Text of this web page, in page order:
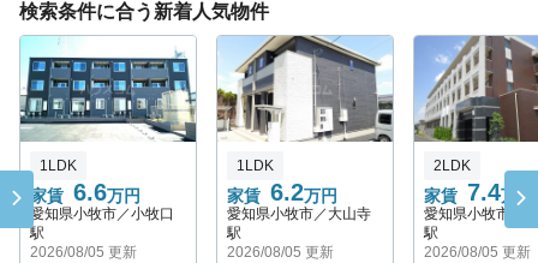
検索条件に合う新着人気物件
1LDK
家賃 6.6万円
愛知県小牧市／小牧口
駅
2026/08/05 更新
1LDK
家賃 6.2万円
愛知県小牧市／大山寺
駅
2026/08/05 更新
2LDK
家賃 7.4万円
愛知県小牧市／
駅
2026/08/05 更新